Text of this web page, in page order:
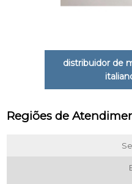
distribuidor de
Regiões de